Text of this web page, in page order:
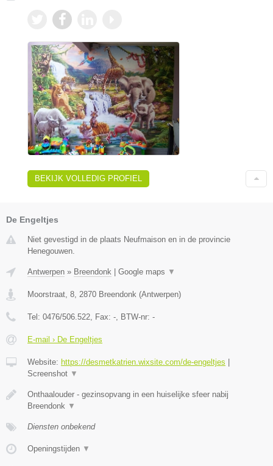
BEKIJK VOLLEDIG PROFIEL
De Engeltjes
Niet gevestigd in de plaats Neufmaison en in de provincie
Henegouwen.
Antwerpen » Breendonk Google maps ▼
Moorstraat, 8, 2870 Breendonk (Antwerpen)
Tel: 0476/506.522, Fax: -, BTW-nr: -
E-mail › De Engeltjes
Website: https://desmetkatrien.wixsite.com/de-engeltjes
Screenshot ▼
Onthaalouder - gezinsopvang in een huiselijke sfeer nabij
Breendonk ▼
Diensten onbekend
Openingstijden ▼